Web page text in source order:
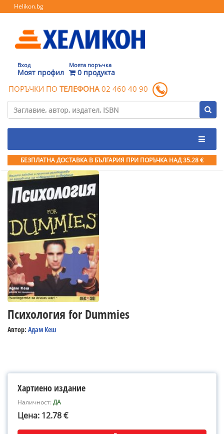
Helikon.bg
Вход
Моят профил
Моята поръчка
0 продукта
ПОРЪЧКИ ПО ТЕЛЕФОНА 02 460 40 90
БЕЗПЛАТНА ДОСТАВКА В БЪЛГАРИЯ ПРИ ПОРЪЧКА НАД 35.28 €
Психология for Dummies
Автор: Адам Кеш
Хартиено издание
Наличност:ДА
Цена: 12.78 €